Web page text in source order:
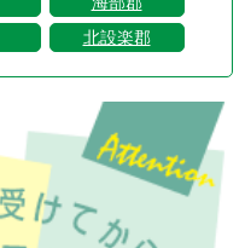
北設楽郡